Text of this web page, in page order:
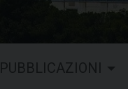
PUBBLICAZIONI